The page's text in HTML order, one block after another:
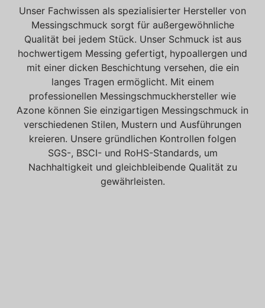
Unser Fachwissen als spezialisierter Hersteller von
Messingschmuck sorgt für außergewöhnliche
Qualität bei jedem Stück. Unser Schmuck ist aus
hochwertigem Messing gefertigt, hypoallergen und
mit einer dicken Beschichtung versehen, die ein
langes Tragen ermöglicht. Mit einem
professionellen Messingschmuckhersteller wie
Azone können Sie einzigartigen Messingschmuck in
verschiedenen Stilen, Mustern und Ausführungen
kreieren. Unsere gründlichen Kontrollen folgen
SGS-, BSCI- und RoHS-Standards, um
Nachhaltigkeit und gleichbleibende Qualität zu
gewährleisten.